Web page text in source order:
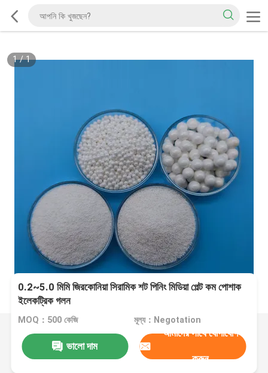
1/1
0.2~5.0 মিমি জিরকোনিয়া সিরামিক শট পিনিং মিডিয়া পেল্ট কম পোশাক
ইলেকট্রিক গলন
MOQ：500 কেজি মূল্য：Negotation
ভালো দাম
আমাদের সাথে যোগাযোগ
করুন